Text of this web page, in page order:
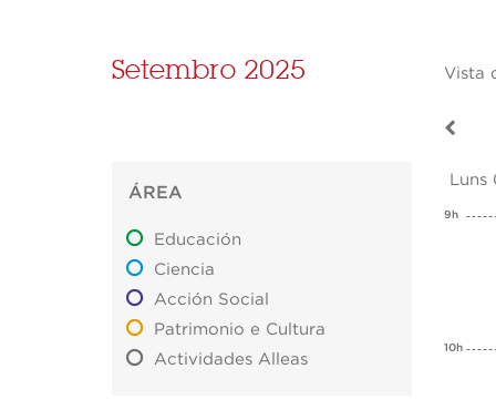
Setembro 2025 Vista
ÁREA
Educación
Ciencia
Acción Social
Patrimonio e Cultura
Actividades Alleas
Luns
9h
10h